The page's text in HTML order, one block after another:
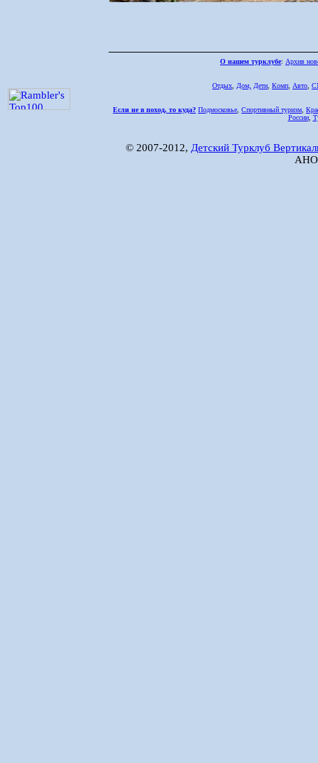
О нашем турклубе: Архив
Отдых Дом, Дети Комп Авто
Если не в поход, то куда? Подмосковье Спортивный туризм
России,
© 2007-2012, Детский Турклуб
АНО